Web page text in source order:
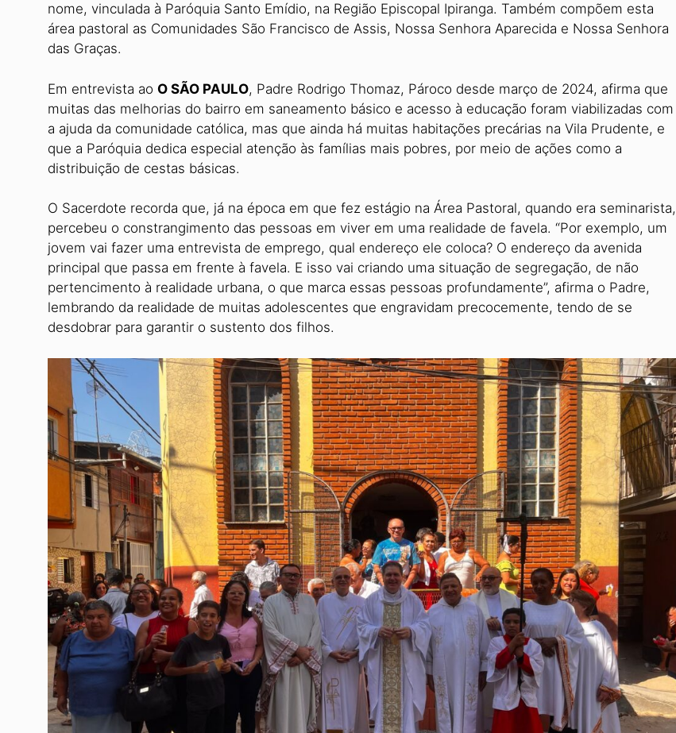
nome, vinculada à Paróquia San­to Emídio, na Região Episcopal Ipiranga. Também compõem esta
área pastoral as Comunidades São Francisco de Assis, Nossa Senhora Aparecida e Nossa Se­nhora
das Graças.
Em entrevista ao O SÃO PAULO, Padre Rodrigo Thomaz, Pároco desde março de 2024, afirma que
muitas das melhorias do bairro em saneamento bási­co e acesso à educação foram viabilizadas com
a ajuda da comunidade católica, mas que ainda há muitas habitações precárias na Vila Prudente, e
que a Paróquia dedica especial atenção às famílias mais pobres, por meio de ações como a
distribuição de cestas básicas.
O Sacerdote recorda que, já na épo­ca em que fez estágio na Área Pastoral, quando era seminarista,
percebeu o cons­trangimento das pessoas em viver em uma realidade de favela. “Por exemplo, um
jovem vai fazer uma entrevista de emprego, qual endereço ele coloca? O endereço da avenida
principal que passa em frente à favela. E isso vai criando uma situação de segregação, de não
pertenci­mento à realidade urbana, o que marca essas pessoas profundamente”, afirma o Padre,
lembrando da realidade de muitas adolescentes que engravidam precoce­mente, tendo de se
desdobrar para garan­tir o sustento dos filhos.